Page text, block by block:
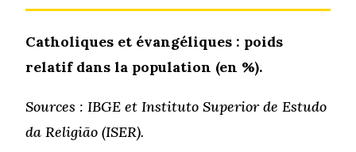
Catholiques et évangéliques : poids
relatif dans la population (en %).
Sources : IBGE et Instituto Superior de Estudo
da Religião (ISER).